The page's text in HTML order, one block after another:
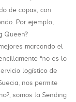
de copas, con
Por ejemplo,
Queen?
marcando el
“no es lo
logístico de
nos permite
somos la Sending